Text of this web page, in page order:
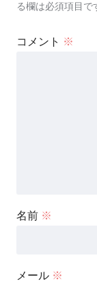
る欄は必須項目で
コメント ※
名前 ※
メール ※